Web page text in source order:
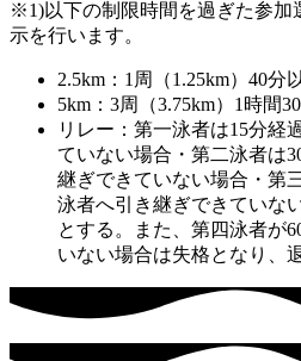
※1)以下の制限時間を過ぎた参加
示を行います。
2.5km：1周（1.25km）40分
5km：3周（3.75km）1時間
リレー：第一泳者は15分経
ていない場合・第二泳者は
継ぎできていない場合・第
泳者へ引き継ぎできていな
とする。また、第四泳者が
いない場合は失格となり、